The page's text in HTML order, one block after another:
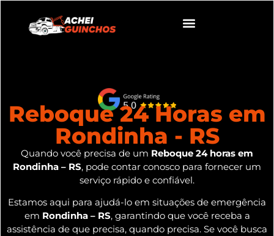
Reboque 24 Horas em
Rondinha - RS
Quando você precisa de um Reboque 24 horas em
Rondinha – RS, pode contar conosco para fornecer um
serviço rápido e confiável.
Estamos aqui para ajudá-lo em situações de emergência
em Rondinha – RS, garantindo que você receba a
assistência de que precisa, quando precisa. Se você busca